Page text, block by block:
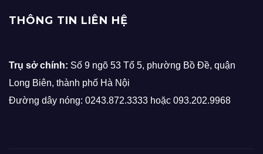
THÔNG TIN LIÊN HỆ
Trụ sở chính: Số 9 ngõ 53 Tổ 5, phường Bồ Đề, quận
Long Biên, thành phố Hà Nội
Đường dây nóng: 0243.872.3333 hoặc 093.202.9968